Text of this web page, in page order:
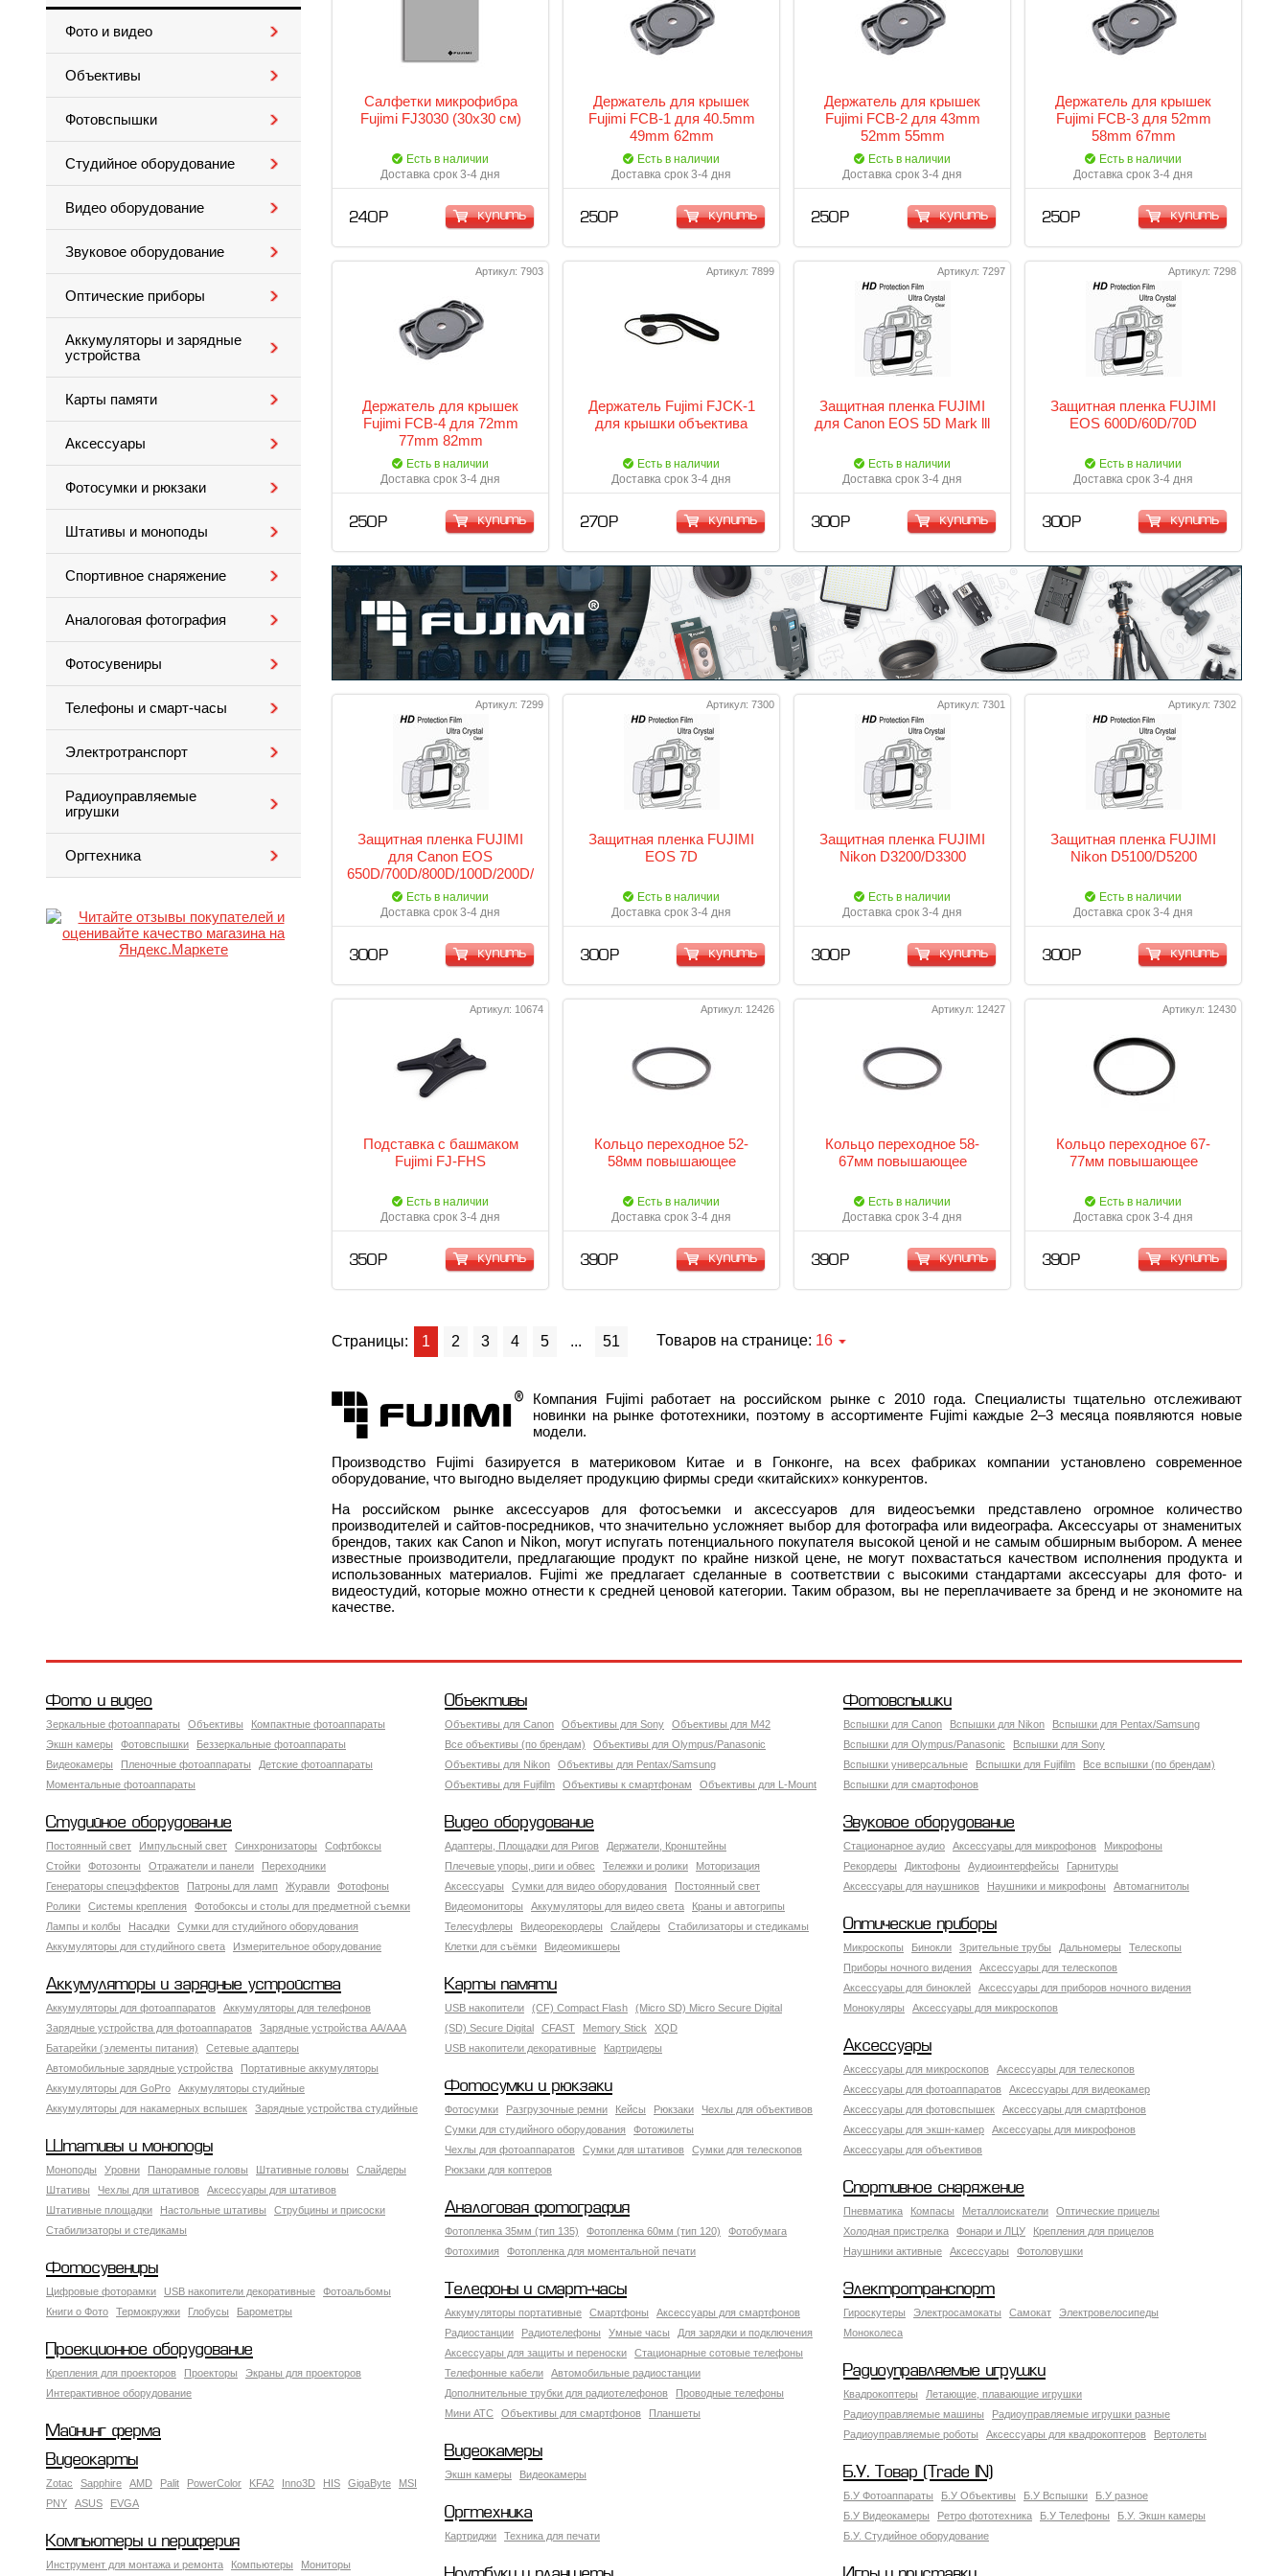
Фото и видео
Объективы
Фотовспышки
Студийное оборудование
Видео оборудование
Звуковое оборудование
Оптические приборы
Аккумуляторы и зарядные
устройства
Карты памяти
Аксессуары
Фотосумки и рюкзаки
Штативы и моноподы
Спортивное снаряжение
Аналоговая фотография
Фотосувениры
Телефоны и смарт-часы
Электротранспорт
Радиоуправляемые
игрушки
Оргтехника
Салфетки микрофибра
Fujimi FJ3030 (30х30 см)
Есть в наличии
Доставка срок 3-4 дня
240 Р купить
Держатель для крышек
Fujimi FCB-1 для 40.5mm
49mm 62mm
Есть в наличии
Доставка срок 3-4 дня
250 Р купить
Держатель для крышек
Fujimi FCB-2 для 43mm
52mm 55mm
Есть в наличии
Доставка срок 3-4 дня
250 Р купить
Держатель для крышек
Fujimi FCB-3 для 52mm
58mm 67mm
Есть в наличии
Доставка срок 3-4 дня
250 Р купить
Артикул: 7903
Держатель для крышек
Fujimi FCB-4 для 72mm
77mm 82mm
Есть в наличии
Доставка срок 3-4 дня
250 Р купить
Артикул: 7899
Держатель Fujimi FJCK-1
для крышки объектива
Есть в наличии
Доставка срок 3-4 дня
270 Р купить
Артикул: 7297
Защитная пленка FUJIMI
для Canon EOS 5D Mark lll
Есть в наличии
Доставка срок 3-4 дня
300 Р купить
Артикул: 7298
Защитная пленка FUJIMI
EOS 600D/60D/70D
Есть в наличии
Доставка срок 3-4 дня
300 Р купить
Артикул: 7299
Защитная пленка FUJIMI
для Canon EOS
650D/700D/800D/100D/200D/77D/80D
Есть в наличии
Доставка срок 3-4 дня
300 Р купить
Артикул: 7300
Защитная пленка FUJIMI
EOS 7D
Есть в наличии
Доставка срок 3-4 дня
300 Р купить
Артикул: 7301
Защитная пленка FUJIMI
Nikon D3200/D3300
Есть в наличии
Доставка срок 3-4 дня
300 Р купить
Артикул: 7302
Защитная пленка FUJIMI
Nikon D5100/D5200
Есть в наличии
Доставка срок 3-4 дня
300 Р купить
Артикул: 10674
Подставка с башмаком
Fujimi FJ-FHS
Есть в наличии
Доставка срок 3-4 дня
350 Р купить
Артикул: 12426
Кольцо переходное 52-
58мм повышающее
Есть в наличии
Доставка срок 3-4 дня
390 Р купить
Артикул: 12427
Кольцо переходное 58-
67мм повышающее
Есть в наличии
Доставка срок 3-4 дня
390 Р купить
Артикул: 12430
Кольцо переходное 67-
77мм повышающее
Есть в наличии
Доставка срок 3-4 дня
390 Р купить
Страницы: 1 2 3 4 5 ... 51 Товаров на странице: 16
Компания Fujimi работает на российском рынке с 2010 года. Специалисты тщательно отслеживают
новинки на рынке фототехники, поэтому в ассортименте Fujimi каждые 2–3 месяца появляются новые
модели.
Производство Fujimi базируется в материковом Китае и в Гонконге, на всех фабриках компании установлено современное
оборудование, что выгодно выделяет продукцию фирмы среди «китайских» конкурентов.
На российском рынке аксессуаров для фотосъемки и аксессуаров для видеосъемки представлено огромное количество
производителей и сайтов-посредников, что значительно усложняет выбор для фотографа или видеографа. Аксессуары от знаменитых
брендов, таких как Canon и Nikon, могут испугать потенциального покупателя высокой ценой и не самым обширным выбором. А менее
известные производители, предлагающие продукт по крайне низкой цене, не могут похвастаться качеством исполнения продукта и
использованных материалов. Fujimi же предлагает сделанные в соответствии с высокими стандартами аксессуары для фото- и
видеостудий, которые можно отнести к средней ценовой категории. Таким образом, вы не переплачиваете за бренд и не экономите на
качестве.
Фото и видео
Зеркальные фотоаппараты Объективы
Компактные фотоаппараты
Экшн камеры
Фотовспышки
Беззеркальные фотоаппараты
Видеокамеры
Пленочные фотоаппараты
Детские фотоаппараты
Моментальные фотоаппараты
Объективы
Объективы для Canon Объективы для Sony
Объективы для M42
Все объективы (по брендам)
Объективы для Olympus/Panasonic
Объективы для Nikon
Объективы для Pentax/Samsung
Объективы для Fujifilm
Объективы к смартфонам Объективы для L-Mount
Фотовспышки
Вспышки для Canon Вспышки для Nikon
Вспышки для Pentax/Samsung
Вспышки для Olympus/Panasonic
Вспышки для Sony
Вспышки универсальные
Вспышки для Fujifilm
Все вспышки (по брендам)
Вспышки для смартофонов
Студийное оборудование
Постоянный свет Импульсный свет Синхронизаторы
Софтбоксы
Стойки
Фотозонты Отражатели и панели
Переходники
Генераторы спецэффектов
Патроны для ламп Журавли
Фотофоны
Ролики
Системы крепления
Фотобоксы и столы для предметной съемки
Лампы и колбы
Насадки
Сумки для студийного оборудования
Аккумуляторы для студийного света
Измерительное оборудование
Видео оборудование
Адаптеры, Площадки для Ригов
Держатели, Кронштейны
Плечевые упоры, риги и обвес
Тележки и ролики
Моторизация
Аксессуары
Сумки для видео оборудования
Постоянный свет
Видеомониторы
Аккумуляторы для видео света
Краны и автогрипы
Телесуфлеры
Видеорекордеры Слайдеры
Стабилизаторы и стедикамы
Клетки для съёмки
Видеомикшеры
Звуковое оборудование
Стационарное аудио Аксессуары для микрофонов
Микрофоны
Рекордеры
Диктофоны Аудиоинтерфейсы
Гарнитуры
Аксессуары для наушников
Наушники и микрофоны Автомагнитолы
Оптические приборы
Микроскопы Бинокли Зрительные трубы Дальномеры
Телескопы
Приборы ночного видения
Аксессуары для телескопов
Аксессуары для биноклей
Аксессуары для приборов ночного видения
Монокуляры
Аксессуары для микроскопов
Аккумуляторы и зарядные устройства
Аккумуляторы для фотоаппаратов
Аккумуляторы для телефонов
Зарядные устройства для фотоаппаратов
Зарядные устройства AA/AAA
Батарейки (элементы питания)
Сетевые адаптеры
Автомобильные зарядные устройства
Портативные аккумуляторы
Аккумуляторы для GoPro
Аккумуляторы студийные
Аккумуляторы для накамерных вспышек
Зарядные устройства студийные
Карты памяти
USB накопители (CF) Compact Flash
(Micro SD) Micro Secure Digital
(SD) Secure Digital
CFAST Memory Stick
XQD
USB накопители декоративные
Картридеры Аксессуары
Аксессуары для микроскопов
Аксессуары для телескопов
Аксессуары для фотоаппаратов
Аксессуары для видеокамер
Аксессуары для фотовспышек
Аксессуары для смартфонов
Аксессуары для экшн-камер
Аксессуары для микрофонов
Аксессуары для объективов
Фотосумки и рюкзаки
Фотосумки Разгрузочные ремни Кейсы Рюкзаки
Чехлы для объективов
Сумки для студийного оборудования
Фотожилеты
Чехлы для фотоаппаратов
Сумки для штативов
Сумки для телескопов
Рюкзаки для коптеров
Штативы и моноподы
Моноподы Уровни Панорамные головы Штативные головы
Слайдеры
Штативы
Чехлы для штативов
Аксессуары для штативов
Штативные площадки
Настольные штативы
Струбцины и присоски
Стабилизаторы и стедикамы
Спортивное снаряжение
Пневматика Компасы Металлоискатели
Оптические прицелы
Холодная пристрелка
Фонари и ЛЦУ
Крепления для прицелов
Наушники активные
Аксессуары Фотоловушки
Аналоговая фотография
Фотопленка 35мм (тип 135) Фотопленка 60мм (тип 120)
Фотобумага
Фотохимия
Фотопленка для моментальной печати
Фотосувениры
Цифровые фоторамки USB накопители декоративные
Фотоальбомы
Книги о Фото
Термокружки Глобусы Барометры
Телефоны и смарт-часы
Аккумуляторы портативные Смартфоны
Аксессуары для смартфонов
Радиостанции
Радиотелефоны Умные часы
Для зарядки и подключения
Аксессуары для защиты и переноски
Стационарные сотовые телефоны
Телефонные кабели
Автомобильные радиостанции
Дополнительные трубки для радиотелефонов
Проводные телефоны
Мини АТС
Объективы для смартфонов Планшеты
Электротранспорт
Гироскутеры Электросамокаты Самокат
Электровелосипеды
Моноколеса
Проекционное оборудование
Крепления для проекторов Проекторы
Экраны для проекторов
Интерактивное оборудование
Радиоуправляемые игрушки
Квадрокоптеры
Летающие, плавающие игрушки
Радиоуправляемые машины
Радиоуправляемые игрушки разные
Радиоуправляемые роботы
Аксессуары для квадрокоптеров Вертолеты
Майнинг ферма
Видеокамеры
Экшн камеры Видеокамеры
Видеокарты
Zotac Sapphire AMD Palit PowerColor KFA2 Inno3D HIS GigaByte
MSI
PNY
ASUS EVGA
Б.У. Товар (Trade IN)
Б.У Фотоаппараты Б.У Объективы Б.У Вспышки
Б.У разное
Б.У Видеокамеры
Ретро фототехника Б.У Телефоны
Б.У. Экшн камеры
Б.У. Студийное оборудование
Оргтехника
Картриджи Техника для печати
Компьютеры и периферия
Инструмент для монтажа и ремонта Компьютеры Мониторы